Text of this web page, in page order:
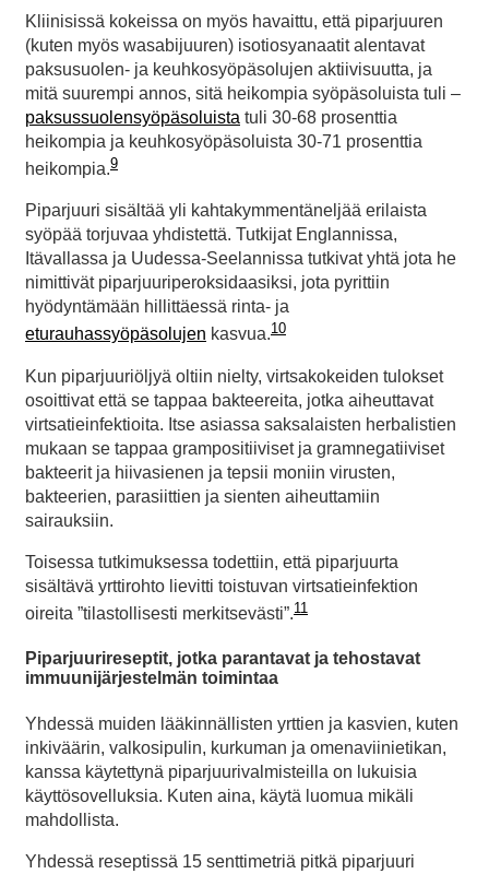
Kliinisissä kokeissa on myös havaittu, että piparjuuren
(kuten myös wasabijuuren) isotiosyanaatit alentavat
paksusuolen- ja keuhkosyöpäsolujen aktiivisuutta, ja
mitä suurempi annos, sitä heikompia syöpäsoluista tuli –
paksussuolensyöpäsoluista tuli 30-68 prosenttia
heikompia ja keuhkosyöpäsoluista 30-71 prosenttia
heikompia.9
Piparjuuri sisältää yli kahtakymmentäneljää erilaista
syöpää torjuvaa yhdistettä. Tutkijat Englannissa,
Itävallassa ja Uudessa-Seelannissa tutkivat yhtä jota he
nimittivät piparjuuriperoksidaasiksi, jota pyrittiin
hyödyntämään hillittäessä rinta- ja
eturauhassyöpäsolujen kasvua.10
Kun piparjuuriöljyä oltiin nielty, virtsakokeiden tulokset
osoittivat että se tappaa bakteereita, jotka aiheuttavat
virtsatieinfektioita. Itse asiassa saksalaisten herbalistien
mukaan se tappaa grampositiiviset ja gramnegatiiviset
bakteerit ja hiivasienen ja tepsii moniin virusten,
bakteerien, parasiittien ja sienten aiheuttamiin
sairauksiin.
Toisessa tutkimuksessa todettiin, että piparjuurta
sisältävä yrttirohto lievitti toistuvan virtsatieinfektion
oireita ”tilastollisesti merkitsevästi”.11
Piparjuurireseptit, jotka parantavat ja tehostavat
immuunijärjestelmän toimintaa
Yhdessä muiden lääkinnällisten yrttien ja kasvien, kuten
inkiväärin, valkosipulin, kurkuman ja omenaviinietikan,
kanssa käytettynä piparjuurivalmisteilla on lukuisia
käyttösovelluksia. Kuten aina, käytä luomua mikäli
mahdollista.
Yhdessä reseptissä 15 senttimetriä pitkä piparjuuri